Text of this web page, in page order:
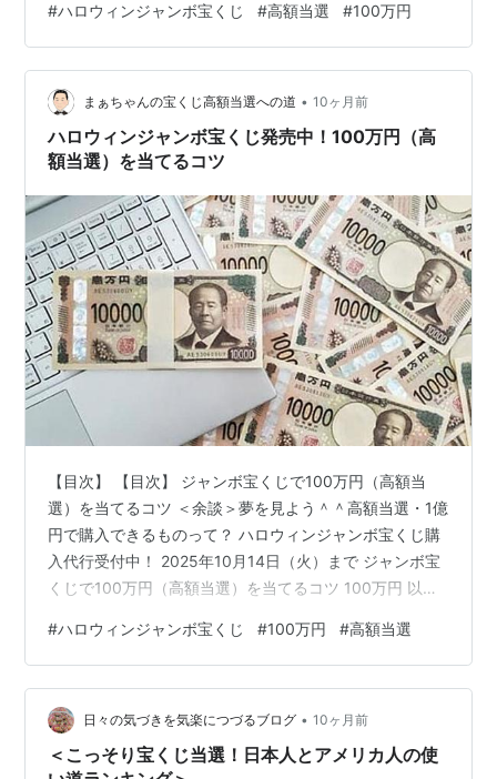
確実に当選する方法はない。しかし、いくつかの基本的
なヒントがあります。 ◎購入頻度を上げる 宝くじの購入
頻度を上げることで、理論的には当選のチャンスが増え
ます。ただし、これはギャンブル依存症のリスクを伴う
ので要注意。 ◎グループ購入 友人や家族と一緒に宝くじ
を購入することで…
#ハロウィンジャンボ宝くじ #高額当選 #100万円
まぁちゃんの宝くじ高額当選への道 • 10ヶ月前
ハロウィンジャンボ宝くじ発売中！100万円（高
額当選）を当てるコツ
【目次】 【目次】 ジャンボ宝くじで100万円（高額当
選）を当てるコツ ＜余談＞夢を見よう＾＾高額当選・1億
円で購入できるものって？ ハロウィンジャンボ宝くじ購
入代行受付中！ 2025年10月14日（火）まで ジャンボ宝
くじで100万円（高額当選）を当てるコツ 100万円 以下
を上げることができるかと思います。 ①過去の当選番号
を分析する 過去の当選番号を調べて、頻繁に出る数字や
パターンを見つける。統計的なデータを参考にすること
で傾向をつかむことができます。 ②購入するタイミング
を変える 宝くじの販売開始直後や締切直前に購入する人
が多いので、あ…
#ハロウィンジャンボ宝くじ #100万円 #高額当選
日々の気づきを気楽につづるブログ • 10ヶ月前
＜こっそり宝くじ当選！日本人とアメリカ人の使